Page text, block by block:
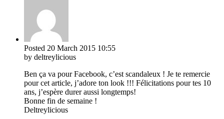
Posted 20 March 2015 10:55
by deltreylicious
Ben ça va pour Facebook, c’est scandaleux ! Je te remercie
pour cet article, j’adore ton look !!! Félicitations pour tes 10
ans, j’espère durer aussi longtemps!
Bonne fin de semaine !
Deltreylicious